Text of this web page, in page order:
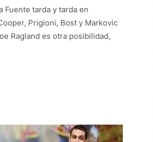
Fuente tarda y tarda en
Prigioni, Bost y Markovic
Ragland es otra posibilidad,